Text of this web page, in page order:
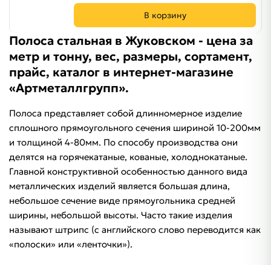
В корзину
Полоса стальная в Жуковском - цена за
метр и тонну, вес, размеры, сортамент,
прайс, каталог в интернет-магазине
«Артметаллгрупп».
Полоса представляет собой длинномерное изделие
сплошного прямоугольного сечения шириной 10-200мм
и толщиной 4-80мм. По способу производства они
делятся на горячекатаные, кованые, холоднокатаные.
Главной конструктивной особенностью данного вида
металлических изделий является большая длина,
небольшое сечение виде прямоугольника средней
ширины, небольшой высоты. Часто такие изделия
называют штрипс (с английского слово переводится как
«полоски» или «ленточки»).